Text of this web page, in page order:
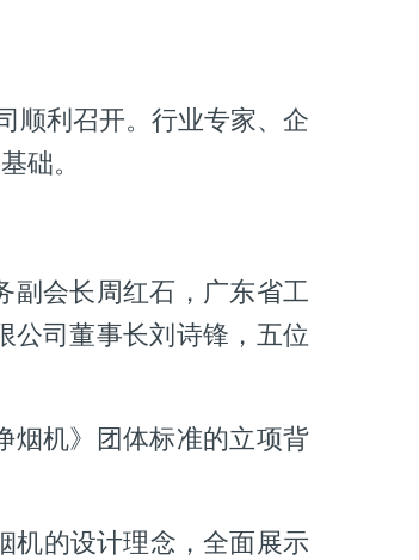
利召开。行业专家、企
础。
副会长周红石，广东省工
公司董事长刘诗锋，五位
烟机》团体标准的立项背
机的设计理念，全面展示